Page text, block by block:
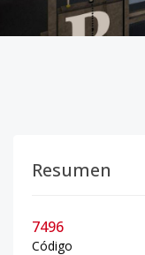
Resumen
7496
Código